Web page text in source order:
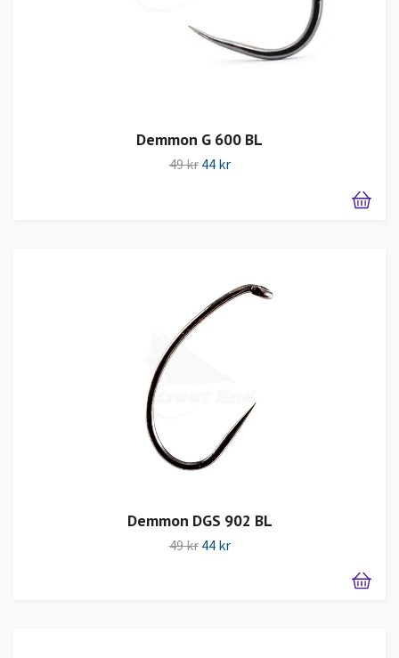
Demmon G 600 BL
49 kr 44 kr
Demmon DGS 902 BL
49 kr 44 kr